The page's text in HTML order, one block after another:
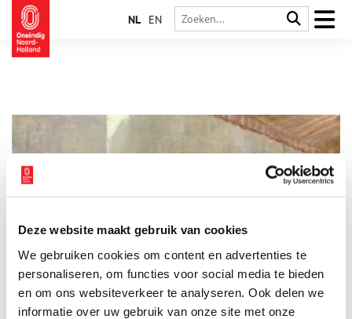
Deze website maakt gebruik van cookies
We gebruiken cookies om content en advertenties te
personaliseren, om functies voor social media te bieden
en om ons websiteverkeer te analyseren. Ook delen we
informatie over uw gebruik van onze site met onze
NL EN
Damesorkesten in Schots, Volendams of Zeeuws kostuum,
orgeldraaiers die door oom agent worden belaagd en ‘brutale’
Engelse matrozen: de horeca van begin 1900 is allerminst saai.